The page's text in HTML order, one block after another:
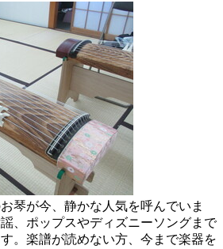
琴が今、静かな人気を呼んでいま
、ポップスやディズニーソングまで
。楽譜が読めない方、今まで楽器を